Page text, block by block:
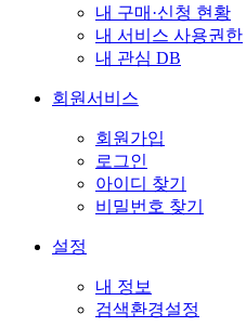
내 구매·신청 현황
내 서비스 사용권한
내 관심 DB
회원서비스
회원가입
로그인
아이디 찾기
비밀번호 찾기
설정
내 정보
검색환경설정